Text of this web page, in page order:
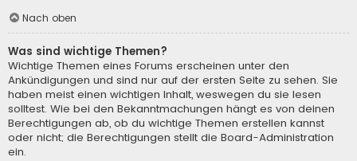
Nach oben
Was sind wichtige Themen?
Wichtige Themen eines Forums erscheinen unter den
Ankündigungen und sind nur auf der ersten Seite zu sehen. Sie
haben meist einen wichtigen Inhalt, weswegen du sie lesen
solltest. Wie bei den Bekanntmachungen hängt es von deinen
Berechtigungen ab, ob du wichtige Themen erstellen kannst
oder nicht; die Berechtigungen stellt die Board-Administration
ein.